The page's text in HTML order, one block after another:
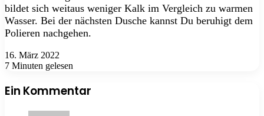
bildet sich weitaus weniger Kalk im Vergleich zu warmen
Wasser. Bei der nächsten Dusche kannst Du beruhigt dem
Polieren nachgehen.
16. März 2022
7 Minuten gelesen
Ein Kommentar